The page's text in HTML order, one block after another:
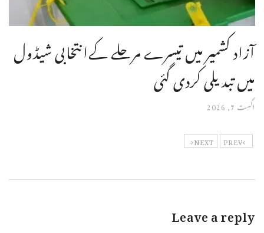
آزاد کشمیر میں تیسرے مرحلے کےانتخابی شیڈول
میں تبدیلی کردی گئی
اگست 7, 2026
PREV
NEXT
Leave a reply